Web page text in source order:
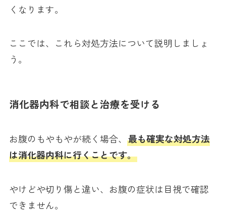
くなります。
ここでは、これら対処方法について説明しましょ
う。
消化器内科で相談と治療を受ける
お腹のもやもやが続く場合、 最も確実な対処方法
は消化器内科に行くことです。
やけどや切り傷と違い、お腹の症状は目視で確認
できません。